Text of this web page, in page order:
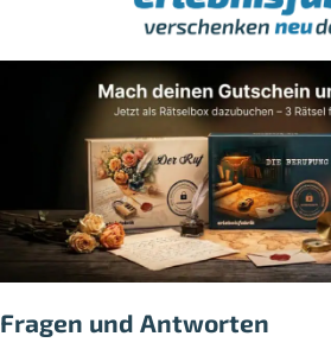
Fragen und Antworten